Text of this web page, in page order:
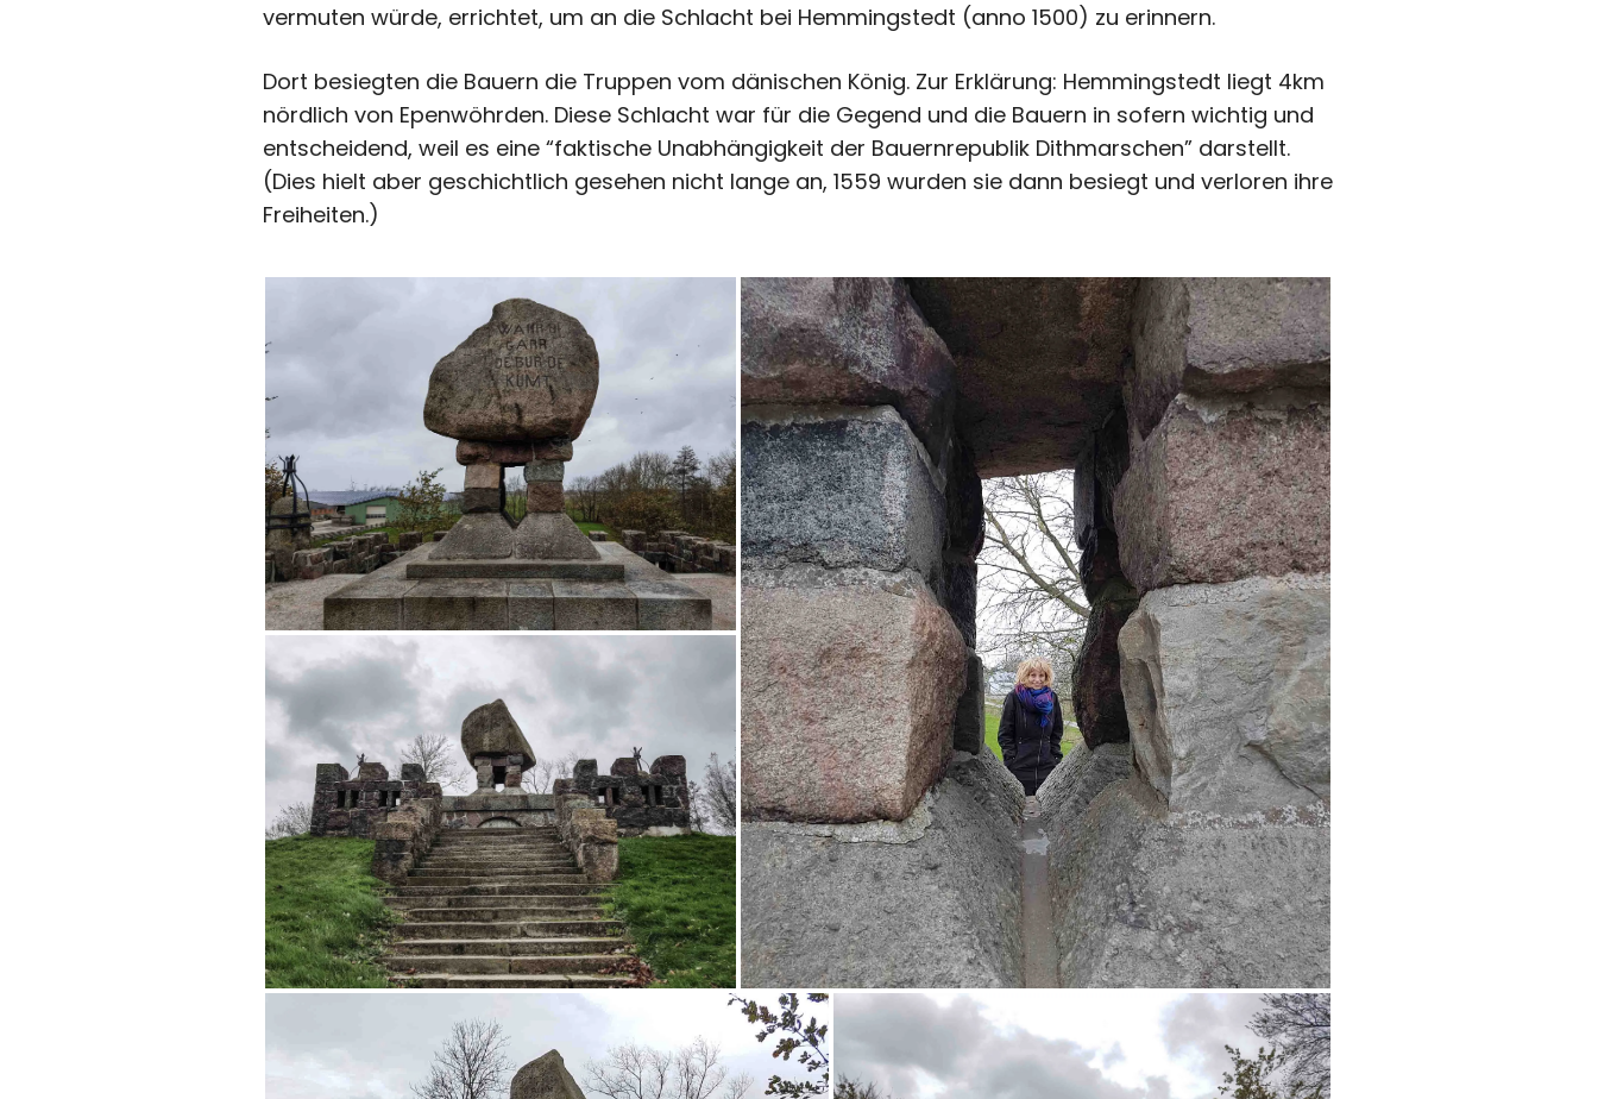
vermuten würde, errichtet, um an die Schlacht bei Hemmingstedt (anno 1500) zu erinnern.
Dort besiegten die Bauern die Truppen vom dänischen König. Zur Erklärung: Hemmingstedt liegt 4km
nördlich von Epenwöhrden. Diese Schlacht war für die Gegend und die Bauern in sofern wichtig und
entscheidend, weil es eine “faktische Unabhängigkeit der Bauernrepublik Dithmarschen” darstellt.
(Dies hielt aber geschichtlich gesehen nicht lange an, 1559 wurden sie dann besiegt und verloren ihre
Freiheiten.)